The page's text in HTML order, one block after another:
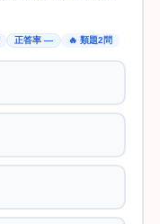
正答率 — 🔥 類題2問